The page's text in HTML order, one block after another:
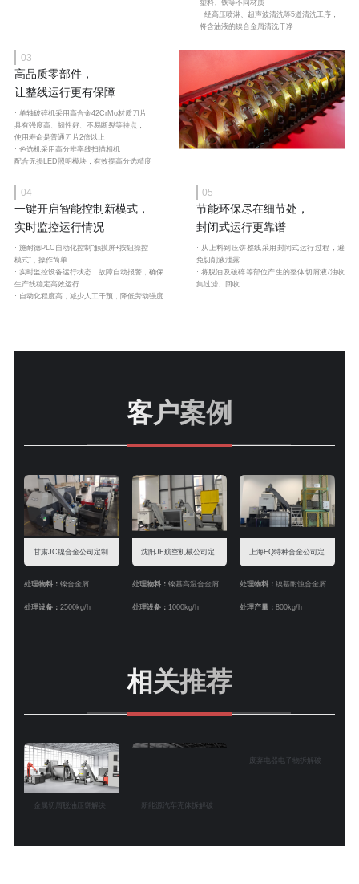
塑料、铁等不同材质
· 经高压喷淋、超声波清洗等5道清洗工序，
将含油液的镍合金屑清洗干净
03
高品质零部件，
让整线运行更有保障
· 单轴破碎机采用高合金42CrMo材质刀片
具有强度高、韧性好、不易断裂等特点，
使用寿命是普通刀片2倍以上
· 色选机采用高分辨率线扫描相机
配合无损LED照明模块，有效提高分选精度
04
一键开启智能控制新模式，
实时监控运行情况
· 施耐德PLC自动化控制“触摸屏+按钮操控
模式”，操作简单
· 实时监控设备运行状态，故障自动报警，确保
生产线稳定高效运行
· 自动化程度高，减少人工干预，降低劳动强度
05
节能环保尽在细节处，
封闭式运行更靠谱
· 从上料到压饼整线采用封闭式运行过程，避
免切削液泄露
· 将脱油及破碎等部位产生的整体切屑液/油收
集过滤、回收
客户案例
甘肃JC镍合金公司定制
镍合金屑破碎脱油压饼
线案例
处理物料：镍合金屑
处理设备：2500kg/h
沈阳JF航空机械公司定
制镍合金屑破碎脱油清
洗线案例
处理物料： 镍基高温合金屑
处理设备： 1000kg/h
上海FQ特种合金公司定
制镍合金屑脱油清洗压
饼线案例
处理物料： 镍基耐蚀合金屑
处理产量： 800kg/h
相关推荐
金属切屑脱油压饼解决 新能源汽车壳体拆解破